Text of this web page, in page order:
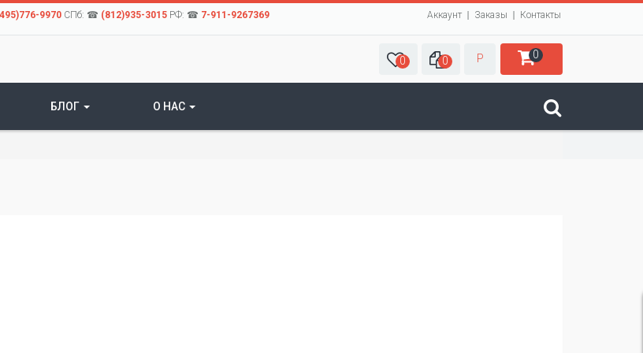
9970СПб: ☎ (812)935-3015РФ: ☎ 7-911-9267369 Аккаунт Заказы Контакты
0 0 Р 0
БЛОГ О НАС